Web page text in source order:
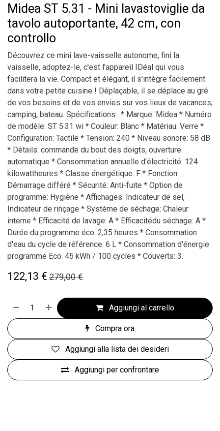
Midea ST 5.31 - Mini lavastoviglie da
tavolo autoportante, 42 cm, con
controllo
Découvrez ce mini lave-vaisselle autonome, fini la
vaisselle, adoptez-le, c'est l'appareil IDéal qui vous
facilitera la vie. Compact et élégant, il s'intègre facilement
dans votre petite cuisine ! Déplaçable, il se déplace au gré
de vos besoins et de vos envies sur vos lieux de vacances,
camping, bateau. Spécifications : * Marque: Midea * Numéro
de modèle: ST 5.31 wi * Couleur: Blanc * Matériau: Verre *
Configuration: Tactile * Tension: 240 * Niveau sonore: 58 dB
* Détails: commande du bout des doigts, ouverture
automatique * Consommation annuelle d'électricité: 124
kilowattheures * Classe énergétique: F * Fonction:
Démarrage différé * Sécurité: Anti-fuite * Option de
programme: Hygiène * Affichages: Indicateur de sel,
Indicateur de rinçage * Système de séchage: Chaleur
interne * Efficacité de lavage: A * Efficacitédu séchage: A *
Durée du programme éco: 2,35 heures * Consommation
d'eau du cycle de référence: 6 L * Consommation d'énergie
programme Eco: 45 kWh / 100 cycles * Couverts: 3.
122,13 € 279,00€
Aggiungi al carrello
Compra ora
Aggiungi per confrontare
Aggiungi alla lista dei desideri